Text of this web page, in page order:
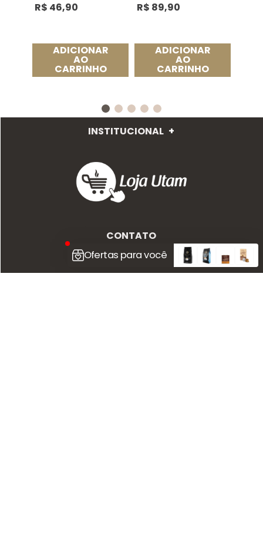
R$ 46,90
ADICIONAR
AO
CARRINHO
R$ 89,90
ADICIONAR
AO
CARRINHO
INSTITUCIONAL +
CONTATO
TELEFONE